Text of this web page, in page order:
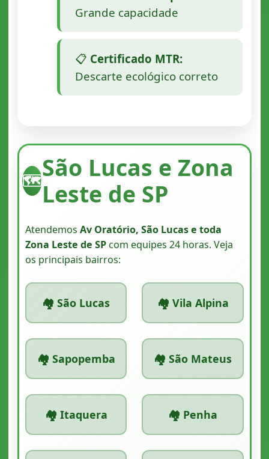
Grande capacidade
📋 Certificado MTR:
Descarte ecológico correto
🗺️São Lucas e Zona
Leste de SP
Atendemos Av Oratório, São Lucas e toda
Zona Leste de SPcom equipes 24 horas. Veja
os principais bairros:
🏘️ São Lucas 🏘️ Vila Alpina
🏘️ Sapopemba 🏘️ São Mateus
🏘️ Itaquera 🏘️ Penha